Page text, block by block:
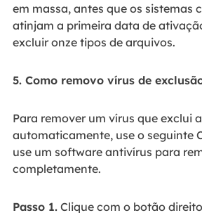
em massa, antes que os sistemas
atinjam a primeira data de
excluir onze tipos de arquivos.
5. Como removo vírus de
Para remover um vírus que exclui
automaticamente, use o seguinte
use um software antivírus para
completamente.
Passo 1.Clique com o botão